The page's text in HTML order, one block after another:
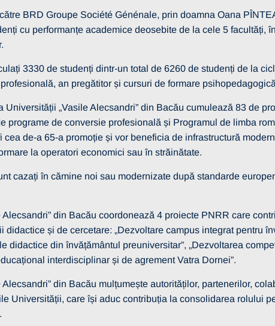
BRD Groupe Société Génénale, prin doamna Oana
cu performanțe academice deosebite de la cele 5 facultăți,
3330 de studenți dintr-un total de 6260 de studenți de la
an pregătitor și cursuri de formare
Universității „Vasile Alecsandri” din Bacău cumulează 83 de
programe de conversie profesională și Programul de limba
cea de-a 65-a promoție și vor beneficia de infrastructură
la operatori economici sau în străinătate.
cazați în cămine noi sau modernizate după standarde
Alecsandri” din Bacău coordonează 4 proiecte PNRR care
didactice și de cercetare: „Dezvoltare campus integrat pentru
didactice din învățământul preuniversitar”, „Dezvoltarea
interdisciplinar și de agrement Vatra Dornei”.
Alecsandri” din Bacău mulțumește autorităților, partenerilor,
Universității, care își aduc contribuția la consolidarea rolului